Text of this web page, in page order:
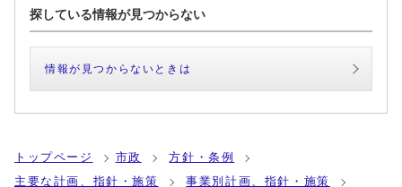
探している情報が見つからない
情報が見つからないときは
トップページ 市政
方針・条例
主要な計画、指針・施策
事業別計画、指針・施策